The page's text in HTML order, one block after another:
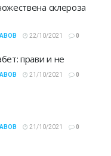
склероза
22/10/2021 0
прави и не
21/10/2021 0
21/10/2021 0